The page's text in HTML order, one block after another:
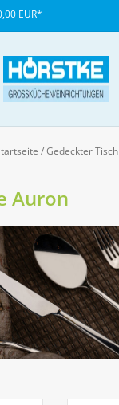
EUR*
/Gedeckter Tisch
Auron